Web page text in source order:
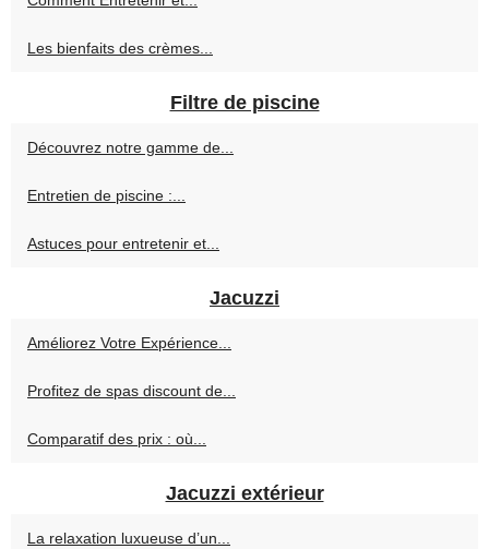
Les bienfaits des crèmes...
Filtre de piscine
Découvrez notre gamme de...
Entretien de piscine :...
Astuces pour entretenir et...
Jacuzzi
Améliorez Votre Expérience...
Profitez de spas discount de...
Comparatif des prix : où...
Jacuzzi extérieur
La relaxation luxueuse d’un...